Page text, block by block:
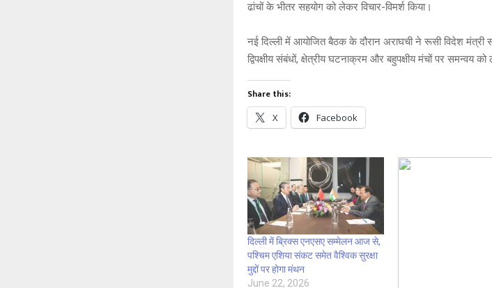
ढांचों के भीतर सहयोग को लेकर विचार-विमर्श किया।
नई दिल्ली में आयोजित बैठक के दौरान अराघची ने रूसी विदेश मंत्री
द्विपक्षीय संबंधों, क्षेत्रीय घटनाक्रम और बहुपक्षीय मंचों पर समन्वय
Share this:
X Facebook
दिल्ली में ब्रिक्स एनएसए सम्मेलन आज से,
पश्चिम एशिया संकट समेत वैश्विक सुरक्षा
मुद्दों पर होगा मंथन
June 22, 2026